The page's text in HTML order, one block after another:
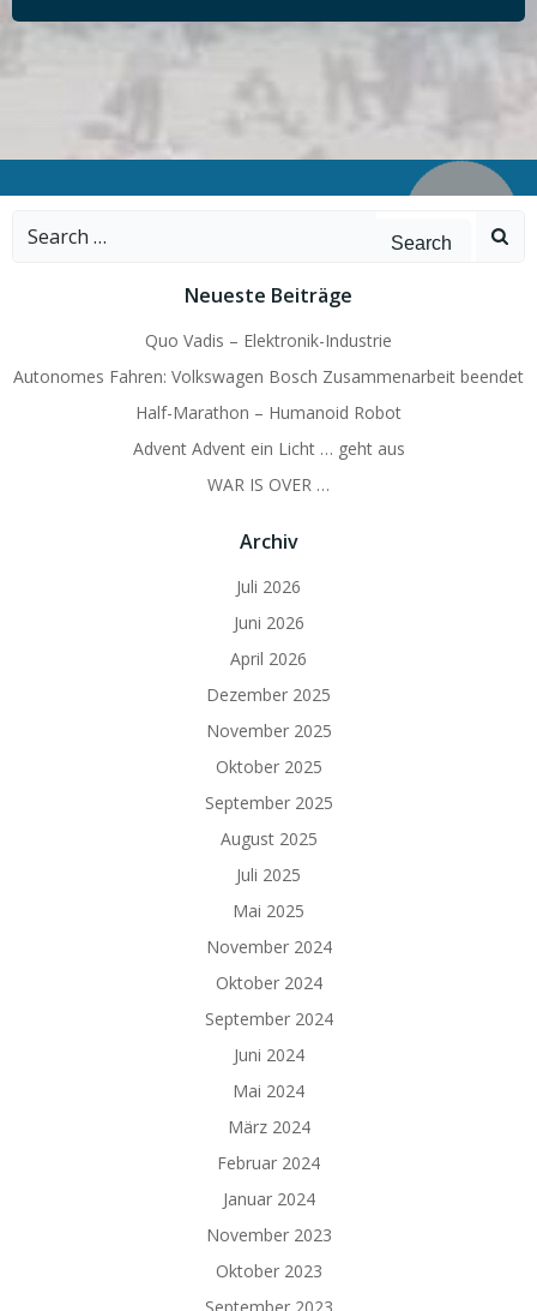
Search
Neueste Beiträge
Quo Vadis – Elektronik-Industrie
Autonomes Fahren: Volkswagen Bosch Zusammenarbeit beendet
Half-Marathon – Humanoid Robot
Advent Advent ein Licht … geht aus
WAR IS OVER …
Archiv
Juli 2026
Juni 2026
April 2026
Dezember 2025
November 2025
Oktober 2025
September 2025
August 2025
Juli 2025
Mai 2025
November 2024
Oktober 2024
September 2024
Juni 2024
Mai 2024
März 2024
Februar 2024
Januar 2024
November 2023
Oktober 2023